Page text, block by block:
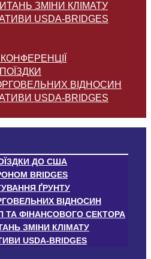
ЗМІНИ КЛІМАТУ
USDA-BRIDGES
ВІДНОСИН
USDA-BRIDGES
ДО США
BRIDGES
ҐРУНТУ
ВІДНОСИН
ТА ФІНАНСОВОГО СЕКТОРА
ЗМІНИ КЛІМАТУ
USDA-BRIDGES